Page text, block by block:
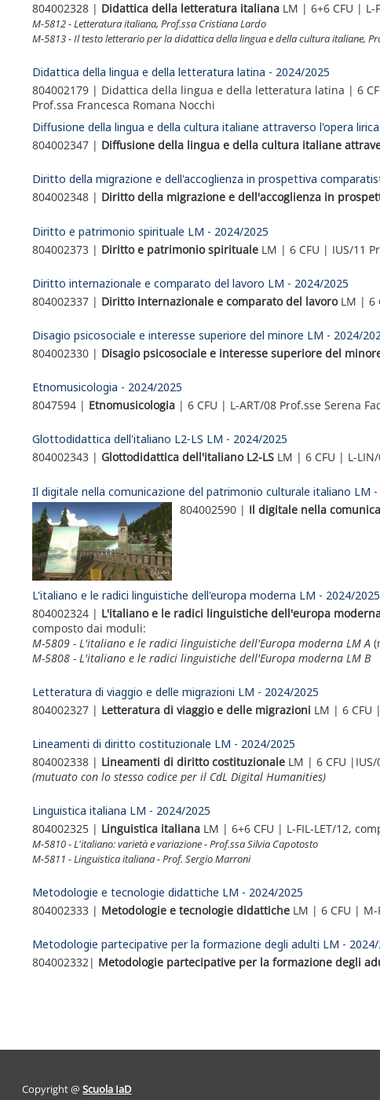
804002328 | Didattica della letteratura italiana LM | 6+6 CFU | L-
M-5812 - Letteratura italiana, Prof.ssa Cristiana Lardo
M-5813 - Il testo letterario per la didattica della lingua e della cultura italiane,
Didattica della lingua e della letteratura latina - 2024/2025
804002179 | Didattica della lingua e della letteratura latina | 6
Prof.ssa Francesca Romana Nocchi
Diffusione della lingua e della cultura italiane attraverso l'opera
804002347 | Diffusione della lingua e della cultura italiane
Diritto della migrazione e dell'accoglienza in prospettiva
804002348 | Diritto della migrazione e dell'accoglienza in
Diritto e patrimonio spirituale LM - 2024/2025
804002373 | Diritto e patrimonio spirituale LM | 6 CFU | IUS/11
Diritto internazionale e comparato del lavoro LM - 2024/2025
804002337 | Diritto internazionale e comparato del lavoroLM | 6
Disagio psicosociale e interesse superiore del minore LM - 2024/
804002330 | Disagio psicosociale e interesse superiore del
Etnomusicologia - 2024/2025
8047594 | Etnomusicologia | 6 CFU | L-ART/08 Prof.sse Serena
Glottodidattica dell'italiano L2-LS LM - 2024/2025
804002343 | Glottodidattica dell'italiano L2-LS LM | 6 CFU | L-
Il digitale nella comunicazione del patrimonio culturale italiano LM -
804002590 | Il digitale nella
L'italiano e le radici linguistiche dell'europa moderna LM - 2024/2025
804002324 | L'italiano e le radici linguistiche dell'europa
composto dai moduli:
M-5809 - L'italiano e le radici linguistiche dell'Europa moderna LM A
M-5808 - L'italiano e le radici linguistiche dell'Europa moderna LM B
Letteratura di viaggio e delle migrazioni LM - 2024/2025
804002327 | Letteratura di viaggio e delle migrazioni LM | 6 CFU
Lineamenti di diritto costituzionale LM - 2024/2025
804002338 | Lineamenti di diritto costituzionale LM | 6 CFU
(mutuato con lo stesso codice per il CdL Digital Humanities)
Linguistica italiana LM - 2024/2025
804002325 | Linguistica italiana LM | 6+6 CFU | L-FIL-LET/12,
M-5810 - L'italiano: varietà e variazione - Prof.ssa Silvia Capotosto
M-5811 - Linguistica italiana - Prof. Sergio Marroni
Metodologie e tecnologie didattiche LM - 2024/2025
804002333 | Metodologie e tecnologie didattiche LM | 6 CFU | M-
Metodologie partecipative per la formazione degli adulti LM - 2024/
804002332| Metodologie partecipative per la formazione degli
Copyright @Scuola IaD